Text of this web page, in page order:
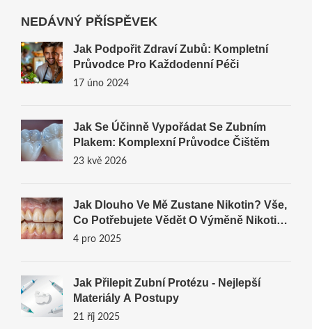
NEDÁVNÝ PŘÍSPĚVEK
Jak Podpořit Zdraví Zubů: Kompletní
Průvodce Pro Každodenní Péči
17 úno 2024
Jak Se Účinně Vypořádat Se Zubním
Plakem: Komplexní Průvodce Čištěm
23 kvě 2026
Jak Dlouho Ve Mě Zustane Nikotin? Vše,
Co Potřebujete Vědět O Výměně Nikotinu
A Vlivu Na Zuby
4 pro 2025
Jak Přilepit Zubní Protézu - Nejlepší
Materiály A Postupy
21 říj 2025